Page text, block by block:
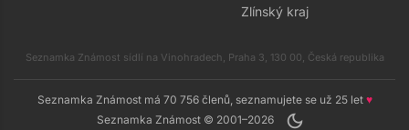
Zlínský kraj
Seznamka Známost sídlí na Vinohradech, Praha 3, 130 00, Česká republika
Seznamka Známost má 70 756 členů, seznamujete se už 25 let ♥
Seznamka Známost © 2001–2026
dark_mode